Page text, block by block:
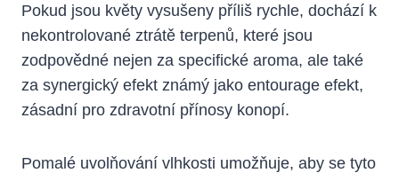
Pokud jsou květy vysušeny příliš rychle, dochází k
nekontrolované ztrátě terpenů, které jsou
zodpovědné nejen za specifické aroma, ale také
za synergický efekt známý jako entourage efekt,
zásadní pro zdravotní přínosy konopí.
Pomalé uvolňování vlhkosti umožňuje, aby se tyto